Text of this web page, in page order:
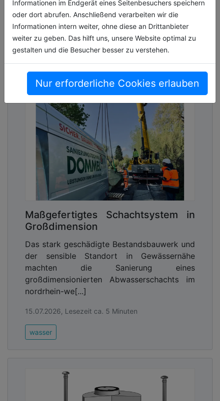
Informationen im Endgerät eines Seitenbesuchers speichern
oder dort abrufen. Anschließend verarbeiten wir die
Informationen intern weiter, ohne diese an Drittanbieter
weiter zu geben. Das hilft uns, unsere Website optimal zu
gestalten und die Besucher besser zu verstehen.
Nur erforderliche Cookies erlauben
Maßgefertigtes Schachtsystem in
Großdimension
Das stark geschädigte Bestandsbauwerk und
der sensible Standort in Gewässernähe
machten die Sanierung eines
großdimensionierten Abwasserschachts im
nordrhein-we[...]
15.07.2026, Lesezeit ca. 5 Minuten
wasser